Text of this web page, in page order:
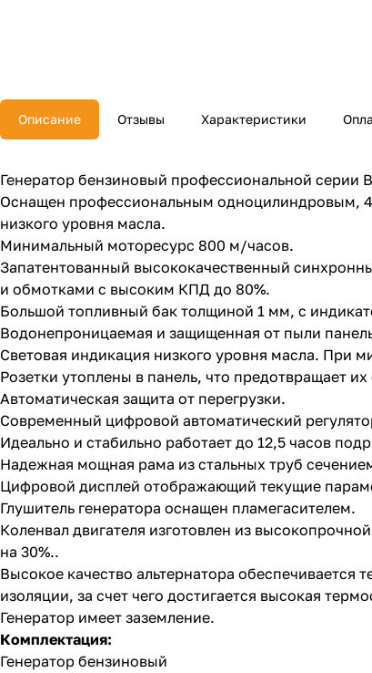
Описание Отзывы Характеристики
Генератор бензиновый профессиональной серии
Оснащен профессиональным одноцилиндровым,
низкого уровня масла.
Минимальный моторесурс 800 м/часов.
Запатентованный высококачественный
и обмотками с высоким КПД до 80%.
Большой топливный бак толщиной 1 мм, с
Водонепроницаемая и защищенная от пыли
Световая индикация низкого уровня масла. При
Розетки утоплены в панель, что предотвращает
Автоматическая защита от перегрузки.
Современный цифровой автоматический
Идеально и стабильно работает до 12,5 часов
Надежная мощная рама из стальных труб
Цифровой дисплей отображающий текущие
Глушитель генератора оснащен пламегасителем.
Коленвал двигателя изготовлен из
на 30%..
Высокое качество альтернатора обеспечивается
изоляции, за счет чего достигается высокая
Генератор имеет заземление.
Комплектация:
Генератор бензиновый